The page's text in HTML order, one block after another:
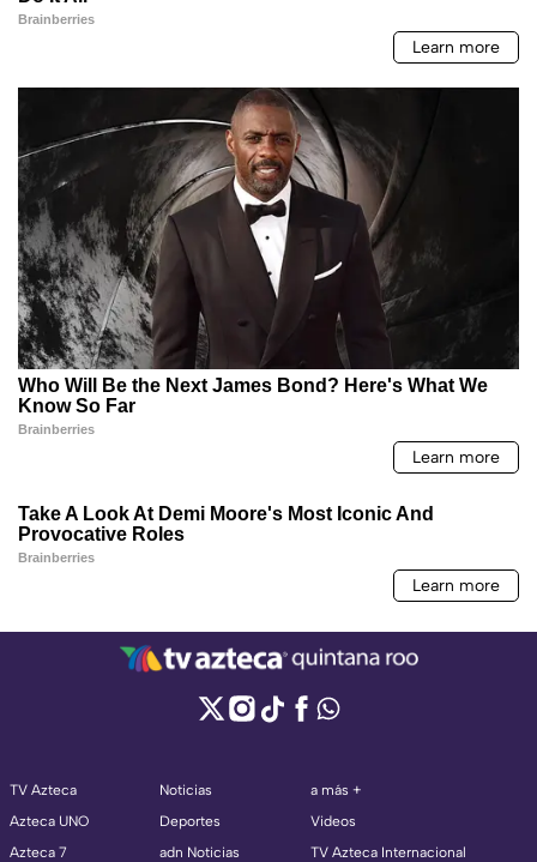
TV Azteca
Azteca UNO
Azteca 7
Noticias
Deportes
adn Noticias
a más +
Videos
TV Azteca Internacional